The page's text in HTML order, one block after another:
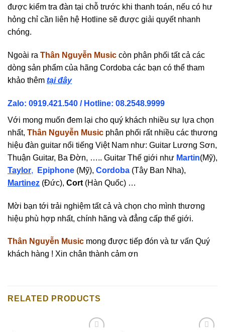
được kiểm tra đàn tại chỗ trước khi thanh toán, nếu có hư
hỏng chỉ cần liên hệ Hotline sẽ được giải quyết nhanh
chóng.
Ngoài ra Thân Nguyễn Music còn phân phối tất cả các
dòng sản phẩm của hãng Cordoba các bạn có thể tham
khảo thêm tại đây
Zalo: 0919.421.540 / Hotline: 08.2548.9999
Với mong muốn đem lại cho quý khách nhiều sự lựa chọn
nhất, Thân Nguyễn Music phân phối rất nhiều các thương
hiệu đàn guitar nổi tiếng Việt Nam như: Guitar Lương Sơn,
Thuận Guitar, Ba Đờn, ….. Guitar Thế giới như Martin(Mỹ),
Taylor, Epiphone (Mỹ), Cordoba (Tây Ban Nha),
Martinez (Đức), Cort (Hàn Quốc) …
Mời bạn tới trải nghiệm tất cả và chọn cho mình thương
hiệu phù hợp nhất, chính hãng và đẳng cấp thế giới.
Thân Nguyễn Music mong được tiếp đón và tư vấn Quý
khách hàng ! Xin chân thành cảm ơn
RELATED PRODUCTS